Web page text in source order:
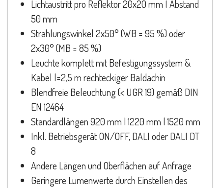
Lichtaustritt pro Reflektor 20x20 mm I Abstand
50 mm
Strahlungswinkel 2x50° (WB = 95 %) oder
2x30° (MB = 85 %)
Leuchte komplett mit Befestigungssystem &
Kabel l=2,5 m rechteckiger Baldachin
Blendfreie Beleuchtung (< UGR 19) gemäß DIN
EN 12464
Standardlängen 920 mm | 1220 mm | 1520 mm
Inkl. Betriebsgerät ON/OFF, DALI oder DALI DT
8
Andere Längen und Oberflächen auf Anfrage
Geringere Lumenwerte durch Einstellen des